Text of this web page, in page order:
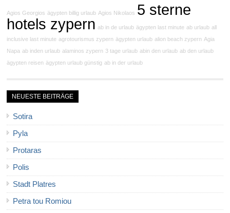
Agios Georgios ägypten billig urlaub Agios Nikolaos 5 sterne
hotels zypern ab in de urlaub ägypten last minute ab urlaub all
inclusive last minute agrotourismus zypern ägypten urlaub alion beach zypern Agia
Napa ab inden urlaub alaminos zypern 3 tage urlaub abin den urlaub ab den urlaub
ägypten reisen ägypten urlaub günstig ab in der urlaub
NEUESTE BEITRÄGE
Sotira
Pyla
Protaras
Polis
Stadt Platres
Petra tou Romiou